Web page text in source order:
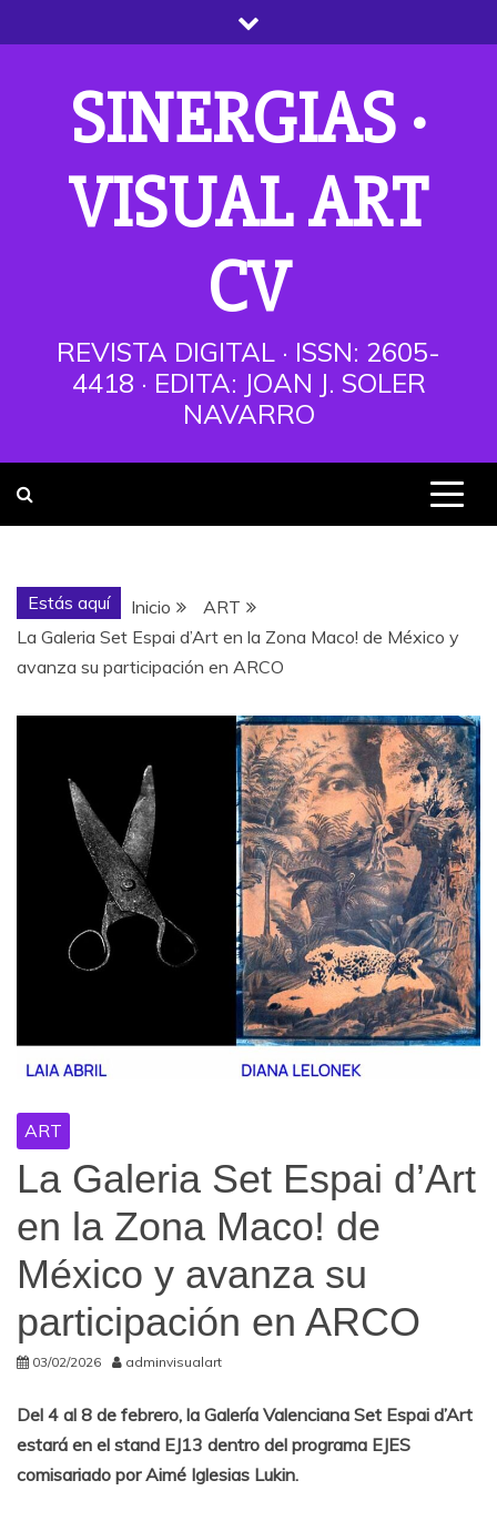
al
SINERGIAS ·
VISUAL ART
CV
REVISTA DIGITAL · ISSN: 2605-
4418 · EDITA: JOAN J. SOLER
NAVARRO
Estás aquí Inicio
ART
La Galeria Set Espai d’Art en la Zona Maco! de México y
avanza su participación en ARCO
ART
La Galeria Set Espai d’Art
en la Zona Maco! de
México y avanza su
participación en ARCO
03/02/2026 adminvisualart
Del 4 al 8 de febrero, la Galería Valenciana Set Espai d’Art
estará en el stand EJ13 dentro del programa EJES
comisariado por Aimé Iglesias Lukin.